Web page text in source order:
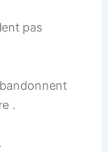
pas
.